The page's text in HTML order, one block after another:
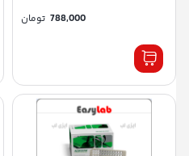
788,000 تومان